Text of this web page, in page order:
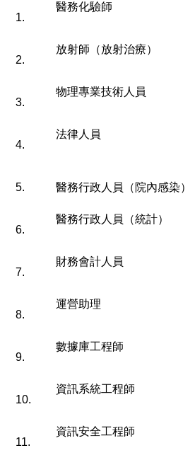
1.
醫務化驗師
2.
放射師（放射治療）
3.
物理專業技術人員
4.
法律人員
5. 醫務行政人員（院內感染）
6.
醫務行政人員（統計）
7.
財務會計人員
8.
運營助理
9.
數據庫工程師
10.
資訊系統工程師
11.
資訊安全工程師